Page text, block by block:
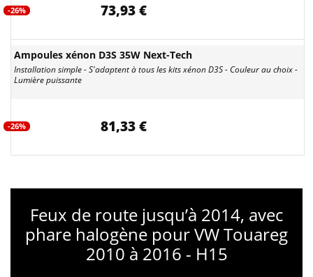
-26% 73,93 €
Ampoules xénon D3S 35W Next-Tech
Installation simple - S'adaptent à tous les kits xénon D3S - Couleur au choix -
Lumière puissante
-26% 81,33 €
Feux de route jusqu’à 2014, avec
phare halogène pour VW Touareg
2010 à 2016 - H15